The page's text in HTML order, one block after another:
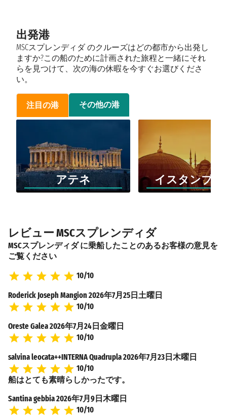
出発港
MSCスプレンディダ のクルーズはどの都市から出発し
ますか?この船のために計画された旅程と一緒にそれ
らを見つけて、次の海の休暇を今すぐお選びくださ
い。
注目の港 その他の港
アテネ イスタンブー
レビュー MSCスプレンディダ
MSCスプレンディダ に乗船したことのあるお客様の意見を
ご覧ください
10/10
Roderick Joseph Mangion 2026年7月25日土曜日
10/10
Oreste Galea2026年7月24日金曜日
10/10
salvina leocata++INTERNA Quadrupla2026年7月23日木曜日
10/10
船はとても素晴らしかったです。
Santina gebbia2026年7月9日木曜日
10/10